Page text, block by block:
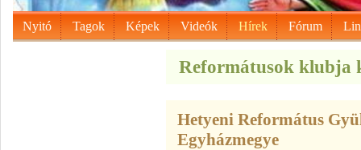
Nyitó Tagok Képek Videók Hírek Fórum
Reformátusok klubja
Hetyeni Református
Egyházmegye